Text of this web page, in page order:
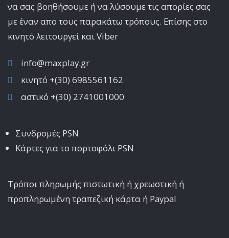
να σας βοηθήσουμε ή να λύσουμε τις απορίες σας
με έναν απο τους παρακάτω τρόπους. Επίσης στο
κινητό λειτoυργεί και Viber
info@maxplay.gr
κινητό +(30) 6985561162
αστικό +(30) 2741001000
Συνδρομές PSN
Κάρτες για το πορτοφόλι PSN
Τρόποι πληρωμής πιστωτική ή χρεωστική ή
προπληρωμένη τραπεζική κάρτα ή Paypal